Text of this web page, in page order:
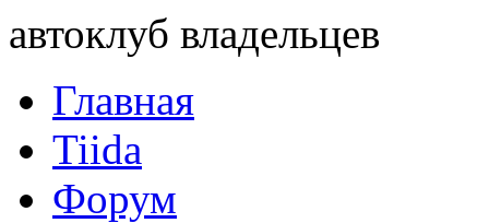
автоклуб владельцев
Главная
Tiida
Форум